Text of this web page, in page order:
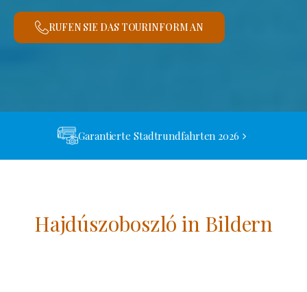
RUFEN SIE DAS TOURINFORM AN
Garantierte Stadtrundfahrten 2026
Hajdúszoboszló in Bildern